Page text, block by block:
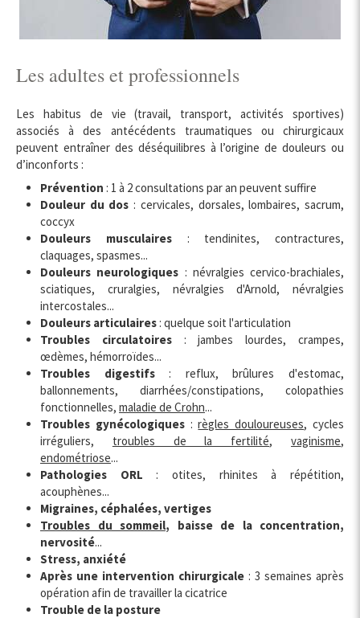
Les adultes et professionnels
Les habitus de vie (travail, transport, activités sportives)
associés à des antécédents traumatiques ou chirurgicaux
peuvent entraîner des déséquilibres à l’origine de douleurs ou
d’inconforts :
Prévention : 1 à 2 consultations par an peuvent suffire
Douleur du dos : cervicales, dorsales, lombaires, sacrum,
coccyx
Douleurs musculaires: tendinites, contractures,
claquages, spasmes...
Douleurs neurologiques : névralgies cervico-brachiales,
sciatiques, cruralgies, névralgies d'Arnold, névralgies
intercostales...
Douleurs articulaires : quelque soit l'articulation
Troubles circulatoires: jambes lourdes, crampes,
œdèmes, hémorroïdes...
Troubles digestifs: reflux, brûlures d'estomac,
ballonnements, diarrhées/constipations, colopathies
fonctionnelles, maladie de Crohn...
Troubles gynécologiques:règles douloureuses, cycles
irréguliers, troubles de la fertilité,vaginisme,
endométriose...
Pathologies ORL : otites, rhinites à répétition,
acouphènes...
Migraines, céphalées, vertiges
Troubles du sommeil, baisse de la concentration,
nervosité...
Stress, anxiété
Après une intervention chirurgicale : 3 semaines après
opération afin de travailler la cicatrice
Trouble de la posture